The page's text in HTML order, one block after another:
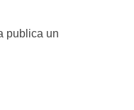
publica un